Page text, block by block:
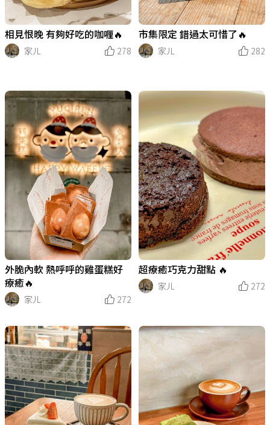
相見恨晚 有夠好吃的咖喱🔥
家ㄦ
278
市集限定 錯過太可惜了🔥
家ㄦ
282
外脆內軟 熱呼呼的雞蛋糕好
療癒🔥
家ㄦ
272
超療癒巧克力甜點 🔥
家ㄦ
272